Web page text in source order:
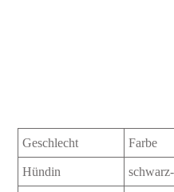
Geschlecht Farbe
Hündin